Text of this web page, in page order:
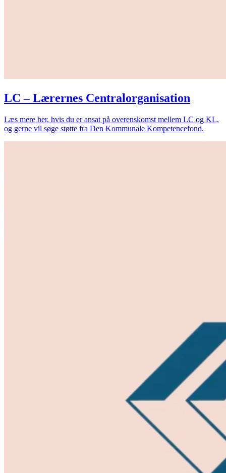
LC – Lærernes Centralorganisation
Læs mere her, hvis du er ansat på overenskomst mellem LC og KL,
og gerne vil søge støtte fra Den Kommunale Kompetencefond.